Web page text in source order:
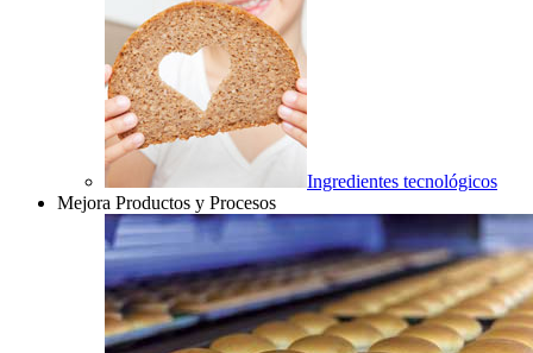
Ingredientes tecnológicos
Mejora Productos y Procesos